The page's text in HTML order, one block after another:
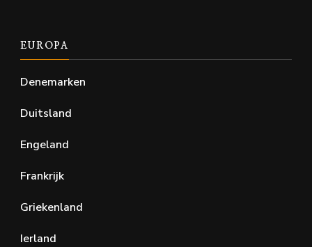
EUROPA
Denemarken
Duitsland
Engeland
Frankrijk
Griekenland
Ierland